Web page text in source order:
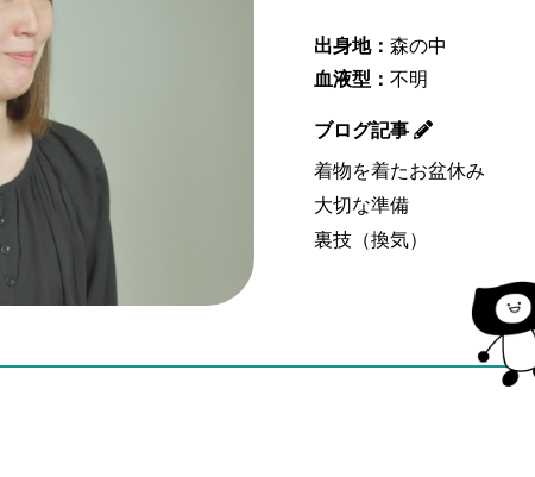
出身地： 森の中
血液型： 不明
ブログ記事
着物を着たお盆休み
大切な準備
裏技（換気）